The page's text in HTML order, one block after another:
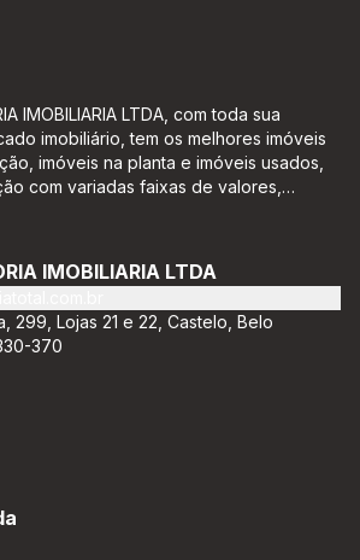
IMOBILIARIA LTDA, com toda sua
imobiliário, tem os melhores imóveis
imóveis na planta e imóveis usados,
com variadas faixas de valores,
suas dúvidas sobre casas,
salas comerciais e outros produtos
IMOBILIARIA LTDA
299, Lojas 21 e 22, Castelo, Belo
370